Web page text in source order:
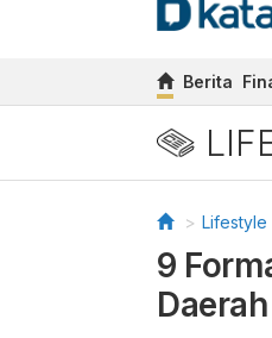
Berita
Lifestyle
9
Daerah